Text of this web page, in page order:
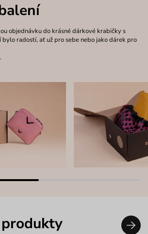
objednávku do krásné dárkové krabičky s
bylo radostí, ať už pro sebe nebo jako dárek pro